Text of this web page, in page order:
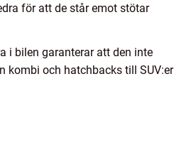
för att de står emot stötar
i bilen garanterar att den inte
kombi och hatchbacks till SUV:er